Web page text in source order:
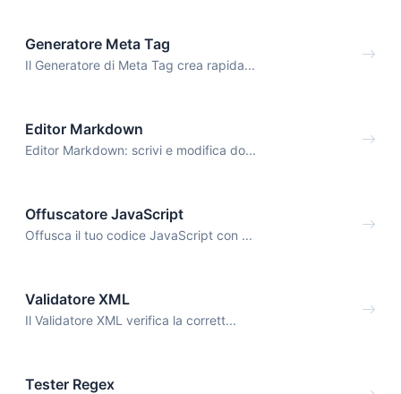
Generatore Meta Tag
Il Generatore di Meta Tag crea rapida...
Editor Markdown
Editor Markdown: scrivi e modifica do...
Offuscatore JavaScript
Offusca il tuo codice JavaScript con ...
Validatore XML
Il Validatore XML verifica la corrett...
Tester Regex